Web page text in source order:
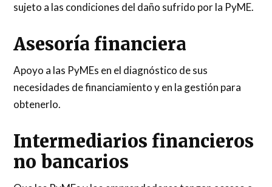
sujeto a las condiciones del daño sufrido por la PyME.
Asesoría financiera
Apoyo a las PyMEs en el diagnóstico de sus
necesidades de financiamiento y en la gestión para
obtenerlo.
Intermediarios financieros
no bancarios